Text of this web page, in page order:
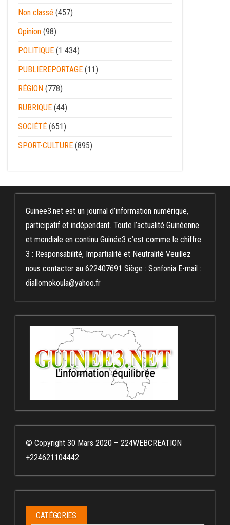
Non classé (457)
Opinion (98)
POLITIQUE (1 434)
PUBLIEREPORTAGE (11)
RÉGION (778)
RUBRIQUE (44)
SOCIÉTÉ (651)
SPORT-CULTURE (895)
Guinee3.net est un journal d’information numérique,
participatif et indépendant. Toute l’actualité Guinéenne
et mondiale en continu Guinée3 c’est comme le chiffre
3 : Responsabilité, Impartialité et Neutralité Veuillez
nous contacter au 622407691 Siège : Sonfonia E-mail :
diallomokoula@yahoo.fr
© Copyright 30 Mars 2020 – 224WEBCREATION
+224621104442
CATÉGORIES